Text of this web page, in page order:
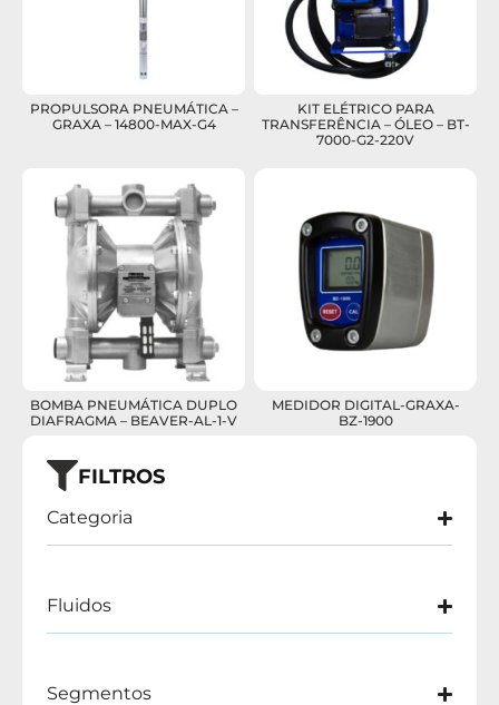
FILTROS
Categoria
Fluidos
Segmentos
PROPULSORA PNEUMÁTICA –
GRAXA – 14800-MAX-G4
KIT ELÉTRICO PARA
TRANSFERÊNCIA – ÓLEO – BT-
7000-G2-220V
BOMBA PNEUMÁTICA DUPLO
DIAFRAGMA – BEAVER-AL-1-V
MEDIDOR DIGITAL-GRAXA-
BZ-1900